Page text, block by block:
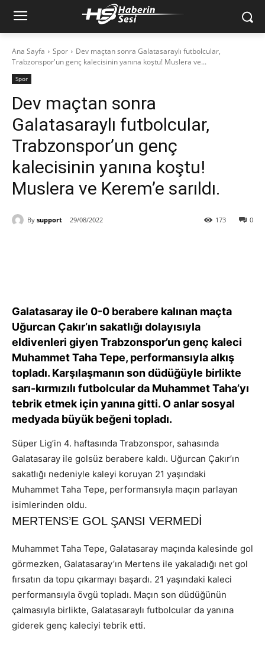
Ana Sayfa Spor
Dev maçtan sonra Galatasaraylı futbolcular,
Trabzonspor'un genç kalecisinin yanına koştu! Muslera ve...
Spor
Dev maçtan sonra
Galatasaraylı futbolcular,
Trabzonspor’un genç
kalecisinin yanına koştu!
Muslera ve Kerem’e sarıldı.
By support 29/08/2022 0
173
Galatasaray ile 0-0 berabere kalınan maçta
Uğurcan Çakır’ın sakatlığı dolayısıyla
eldivenleri giyen Trabzonspor’un genç kaleci
Muhammet Taha Tepe, performansıyla alkış
topladı. Karşılaşmanın son düdüğüyle birlikte
sarı-kırmızılı futbolcular da Muhammet Taha’yı
tebrik etmek için yanına gitti. O anlar sosyal
medyada büyük beğeni topladı.
Süper Lig’in 4. haftasında Trabzonspor, sahasında
Galatasaray ile golsüz berabere kaldı. Uğurcan Çakır’ın
sakatlığı nedeniyle kaleyi koruyan 21 yaşındaki
Muhammet Taha Tepe, performansıyla maçın parlayan
isimlerinden oldu.
MERTENS’E GOL ŞANSI VERMEDİ
Muhammet Taha Tepe, Galatasaray maçında kalesinde gol
görmezken, Galatasaray’ın Mertens ile yakaladığı net gol
fırsatın da topu çıkarmayı başardı. 21 yaşındaki kaleci
performansıyla övgü topladı. Maçın son düdüğünün
çalmasıyla birlikte, Galatasaraylı futbolcular da yanına
giderek genç kaleciyi tebrik etti.